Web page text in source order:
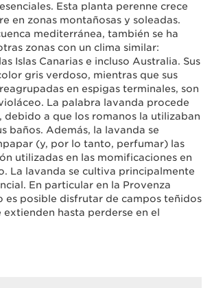
Esta planta perenne crece
en zonas montañosas y soleadas.
mediterránea, también se ha
zonas con un clima similar:
Islas Canarias e incluso Australia. Sus
gris verdoso, mientras que sus
en espigas terminales, son
La palabra lavanda procede
a que los romanos la utilizaban
baños. Además, la lavanda se
(y, por lo tanto, perfumar) las
utilizadas en las momificaciones en
La lavanda se cultiva principalmente
En particular en la Provenza
es posible disfrutar de campos teñidos
hasta perderse en el